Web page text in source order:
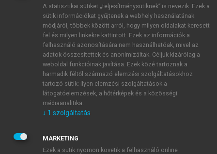
ÚJ FIÓK LÉTREHOZÁSA
1 óra díjmentes hozzáférés
E-MAIL-CÍM
JELSZÓ
A statisztikai sütiket „teljesítménysütiknek” is nevezik. Ezek a
sütik információkat gyűjtenek a webhely használatának
módjáról, többek között arról, hogy milyen oldalakat keresett
fel és milyen linkekre kattintott. Ezek az információk a
felhasználó azonosítására nem használhatóak, mivel az
adatok összesítettek és anonimizáltak. Céljuk kizárólag a
weboldal funkcióinak javítása. Ezek közé tartoznak a
harmadik féltől származó elemzési szolgáltatásokhoz
tartozó sütik; ilyen elemzési szolgáltatások a
látogatóelemzések, a hőtérképek és a közösségi
médiaanalitika.
↓ 1 szolgáltatás
MARKETING
Ezek a sütik nyomon követik a felhasználó online